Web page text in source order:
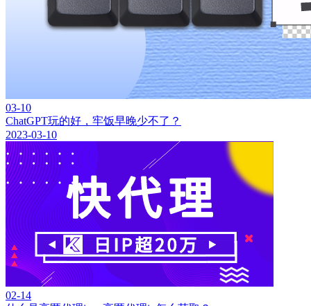
03-10
ChatGPT玩的好，牢饭早晚少不了？
2023-03-10
02-14